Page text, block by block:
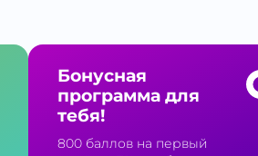
Бонусная
программа для
тебя!
800 баллов на первый